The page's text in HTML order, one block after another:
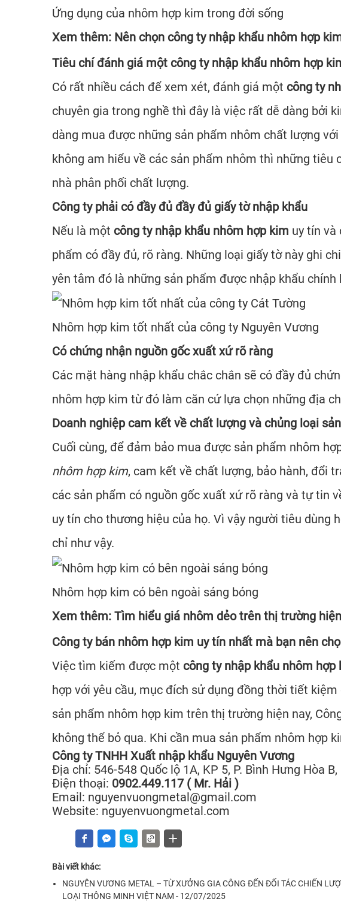
Ứng dụng của nhôm hợp kim trong đời sống
Xem thêm: Nên chọn công ty nhập khẩu nhôm hợp
Tiêu chí đánh giá một công ty nhập khẩu nhôm hợp
Có rất nhiều cách để xem xét, đánh giá một công ty
chuyên gia trong nghề thì đây là việc rất dễ dàng bởi
dàng mua được những sản phẩm nhôm chất lượng
không am hiểu về các sản phẩm nhôm thì những tiêu
nhà phân phối chất lượng.
Công ty phải có đầy đủ đầy đủ giấy tờ nhập khẩu
Nếu là một công ty nhập khẩu nhôm hợp kim uy tín và
phẩm có đầy đủ, rõ ràng. Những loại giấy tờ này ghi
yên tâm đó là những sản phẩm được nhập khẩu chính
Nhôm hợp kim tốt nhất của công ty Nguyên Vương
Có chứng nhận nguồn gốc xuất xứ rõ ràng
Các mặt hàng nhập khẩu chắc chắn sẽ có đầy đủ
nhôm hợp kim từ đó làm căn cứ lựa chọn những địa
Doanh nghiệp cam kết về chất lượng và chủng loại
Cuối cùng, để đảm bảo mua được sản phẩm nhôm
nhôm hợp kim, cam kết về chất lượng, bảo hành, đổi
các sản phẩm có nguồn gốc xuất xứ rõ ràng và tự tin
uy tín cho thương hiệu của họ. Vì vậy người tiêu
chỉ như vậy.
Nhôm hợp kim có bên ngoài sáng bóng
Xem thêm: Tìm hiểu giá nhôm dẻo trên thị trường
Công ty bán nhôm hợp kim uy tín nhất mà bạn nên
Việc tìm kiếm được một công ty nhập khẩu nhôm hợp
hợp với yêu cầu, mục đích sử dụng đồng thời tiết
sản phẩm nhôm hợp kim trên thị trường hiện nay,
không thể bỏ qua. Khi cần mua sản phẩm nhôm hợp
Công ty TNHH Xuất nhập khẩu Nguyên Vương
Địa chỉ: 546-548 Quốc lộ 1A, KP 5, P. Bình Hưng Hòa B,
Điện thoại: 0902.449.117 ( Mr. Hải )
Email: nguyenvuongmetal@gmail.com
Website: nguyenvuongmetal.com
Bài viết khác:
NGUYÊN VƯƠNG METAL – TỪ XƯỞNG GIA CÔNG ĐẾN ĐỐI TÁC CHIẾN
LOẠI THÔNG MINH VIỆT NAM - 12/07/2025